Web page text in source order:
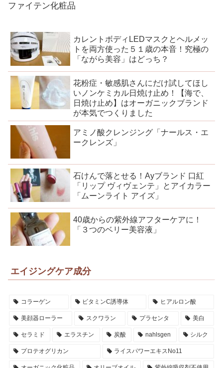
ファイテン化粧品
カレントボディLEDマスクとヘルメッ
トを両方使った５１歳の本音！究極の
「ながら美容」はどっち？
花粉症・敏感肌さんにだけ試してほし
いノンケミカル日焼け止め！【海で、
日焼け止め】はオーガニックブランド
が本気でつくりました
アミノ酸クレンジング「ナールス・エ
ークレンズ」
石けんで落とせる！Ayブランド 口紅
「リップ ヴィヴェンテ」とアイカラー
「ムーンライト アイズ」
40歳からの紫外線アフターケアに！
「３つのベリー美容液」
エイジングケア成分
コラーゲン ビタミンC誘導体 ヒアルロン酸
美顔器ローラー スクワラン プラセンタ 美白
セラミド エラスチン 炭酸 nahlsgen シルク
プロテオグリカン ライスパワーエキスNo11